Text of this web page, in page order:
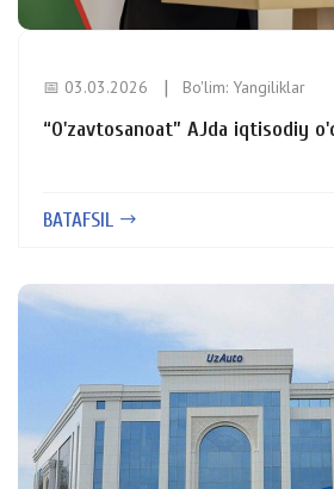
📅 03.03.2026 Bo'lim: Yangiliklar
“O'zavtosanoat” AJda iqtisodiy
BATAFSIL